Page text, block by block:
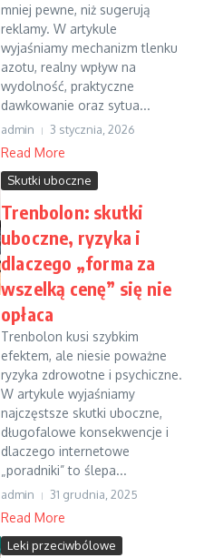
mniej pewne, niż sugerują
reklamy. W artykule
wyjaśniamy mechanizm tlenku
azotu, realny wpływ na
wydolność, praktyczne
dawkowanie oraz sytua...
admin 3 stycznia, 2026
Read More
Skutki uboczne
Trenbolon: skutki
uboczne, ryzyka i
dlaczego „forma za
wszelką cenę” się nie
opłaca
Trenbolon kusi szybkim
efektem, ale niesie poważne
ryzyka zdrowotne i psychiczne.
W artykule wyjaśniamy
najczęstsze skutki uboczne,
długofalowe konsekwencje i
dlaczego internetowe
„poradniki” to ślepa...
admin 31 grudnia, 2025
Read More
Leki przeciwbólowe